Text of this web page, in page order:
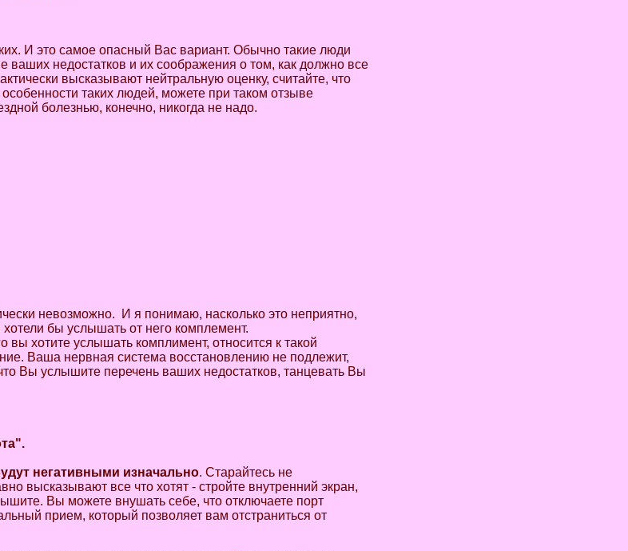
И это самое опасный Вас вариант. Обычно такие люди
ваших недостатков и их соображения о том, как должно все
высказывают нейтральную оценку, считайте, что
таких людей, можете при таком отзыве
болезнью, конечно, никогда не надо.
невозможно. И я понимаю, насколько это неприятно,
бы услышать от него комплемент.
вы хотите услышать комплимент, относится к такой
Ваша нервная система восстановлению не подлежит,
Вы услышите перечень ваших недостатков, танцевать Вы
негативными изначально. Старайтесь не
высказывают все что хотят - стройте внутренний экран,
Вы можете внушать себе, что отключаете порт
прием, который позволяет вам отстраниться от